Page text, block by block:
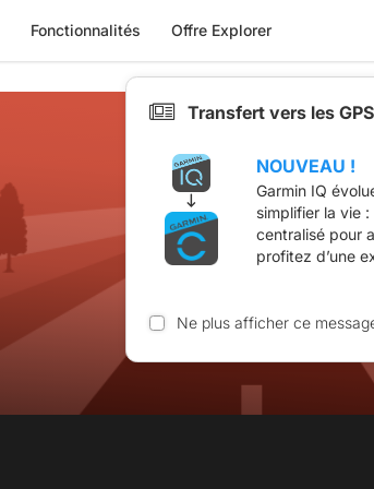
Fonctionnalités Offre Explorer
Transfert vers les
NOUVEAU !
Garmin IQ
simplifier la vie
centralisé pour
profitez d’une
Ne plus afficher ce